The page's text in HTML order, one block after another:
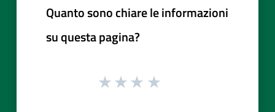
Quanto sono chiare le informazioni
su questa pagina?